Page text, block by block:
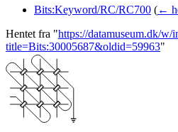
Bits:Keyword/RC/RC700 (←
Hentet fra "https://datamuseum.dk/w/
title=Bits:30005687&oldid=59963"